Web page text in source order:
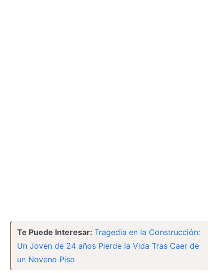
Te Puede Interesar: Tragedia en la Construcción:
Un Joven de 24 años Pierde la Vida Tras Caer de
un Noveno Piso